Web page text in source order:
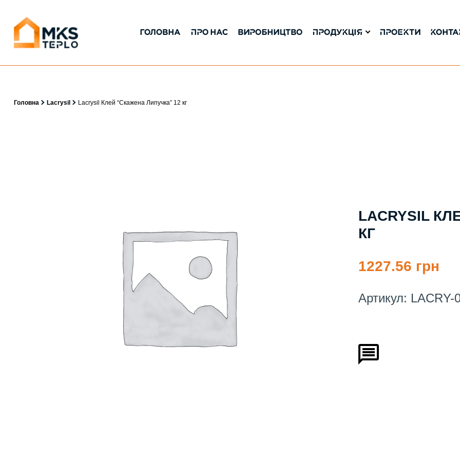
ГОЛОВНА ПРО НАС ВИРОБНИЦТВО ПРОДУКЦІЯ ПРОЕКТИ
Головна Lacrysil Lacrysil Клей “Скажена Липучка” 12 кг
LACRYSIL
КГ
1227.56 грн
Артикул: LACRY-